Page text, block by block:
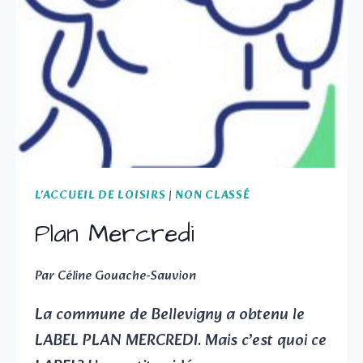
L'ACCUEIL DE LOISIRS | NON CLASSÉ
Plan Mercredi
ParCéline Gouache-Sauvion
La commune de Bellevigny a obtenu le
LABEL PLAN MERCREDI. Mais c’est quoi ce